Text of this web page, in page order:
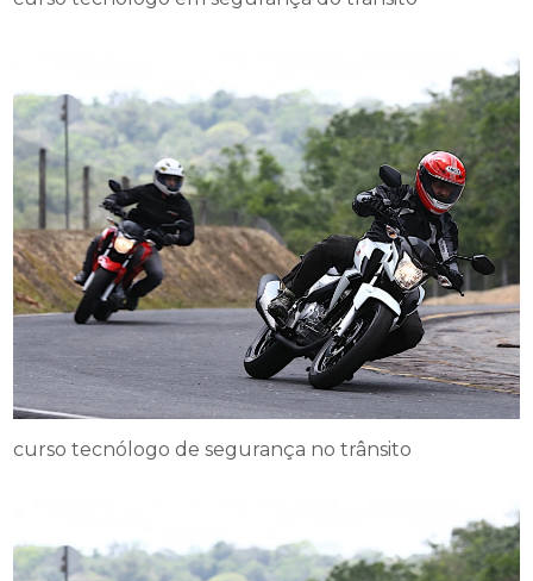
curso tecnólogo de segurança no trânsito